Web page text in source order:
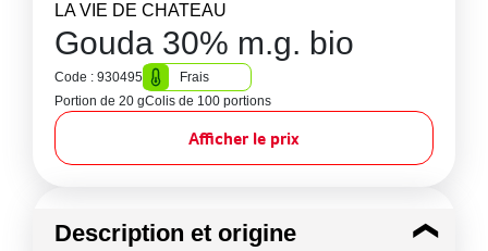
LA VIE DE CHATEAU
Gouda 30% m.g. bio
Code : 930495
Frais
Portion de 20 gColis de 100 portions
Afficher le prix
Description et origine